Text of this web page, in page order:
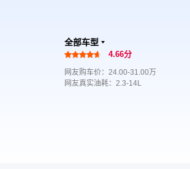
全部车型
4.66分
网友购车价：24.00-31.00万
网友真实油耗：2.3-14L